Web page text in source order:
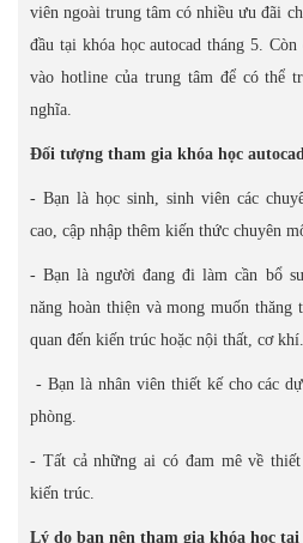
viên ngoài trung tâm có nhiều ưu đãi
đầu tại khóa học autocad tháng 5.
vào hotline của trung tâm để có thể
nghĩa.
Đối tượng tham gia khóa học
- Bạn là học sinh, sinh viên các
cao, cập nhập thêm kiến thức chuyên
- Bạn là người đang đi làm cần bổ
năng hoàn thiện và mong muốn
quan đến kiến trúc hoặc nội thất, cơ khí.
- Bạn là nhân viên thiết kế cho các
phòng.
- Tất cả những ai có đam mê về
kiến trúc.
Lý do bạn nên tham gia khóa học